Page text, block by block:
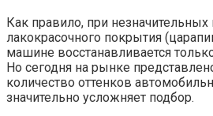
Как правило, при
лакокрасочного покрытия
машине восстанавливается
Но сегодня на рынке
количество оттенков
значительно усложняет подбор.